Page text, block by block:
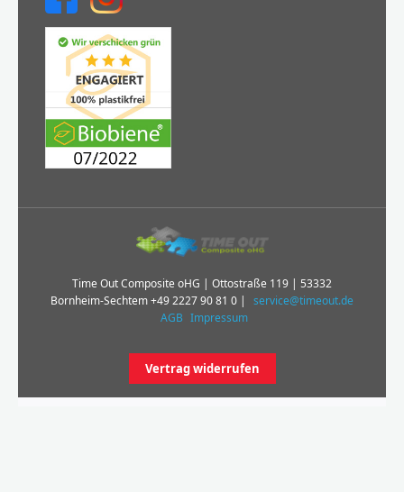
Time Out Composite oHG | Ottostraße 119 | 53332
Bornheim-Sechtem+49 2227 90 81 0 |
service@timeout.de
AGB Impressum
Vertrag widerrufen